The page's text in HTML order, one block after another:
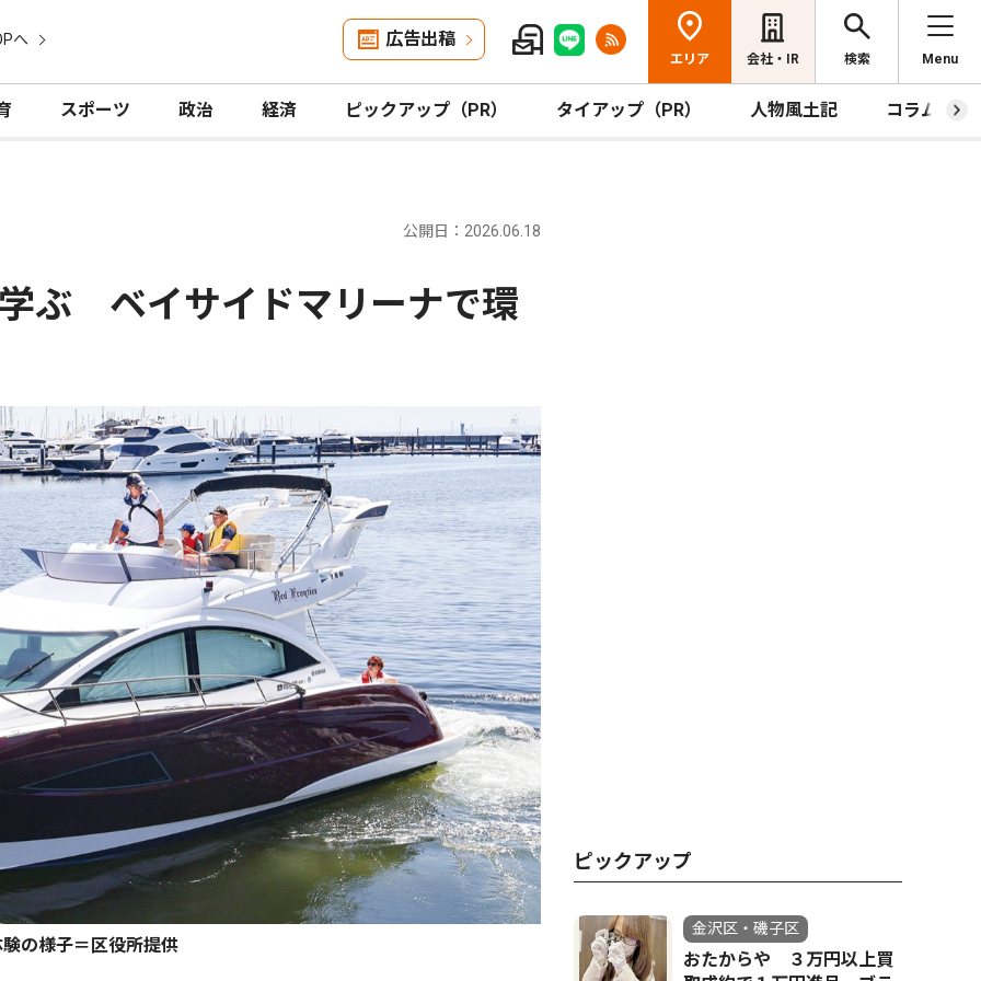
へ 広告出稿
エリア 会社・IR 検索 Menu
スポーツ 政治 経済 ピックアップ（PR） タイアップ（PR） 人物風土記 コラム
公開日：2026.06.18
ぶ ベイサイドマリーナで環
の様子＝区役所提供
ピックアップ
金沢区・磯子区
おたからや ３万円以上買